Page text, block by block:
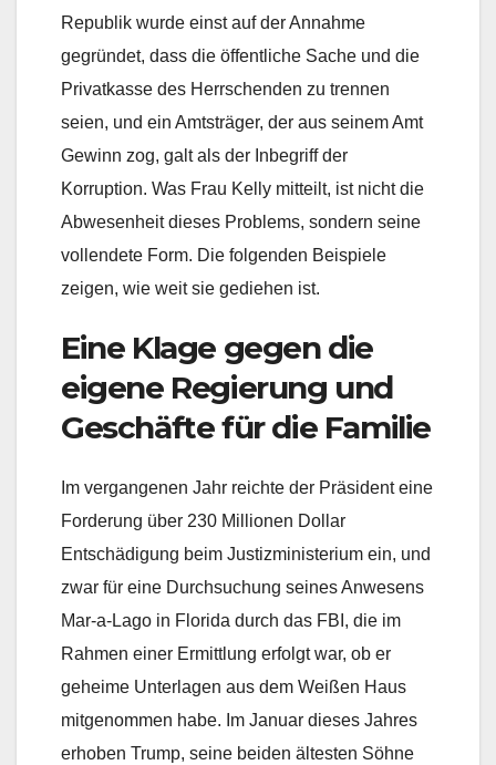
Republik wurde einst auf der Annahme
gegründet, dass die öffentliche Sache und die
Privatkasse des Herrschenden zu trennen
seien, und ein Amtsträger, der aus seinem Amt
Gewinn zog, galt als der Inbegriff der
Korruption. Was Frau Kelly mitteilt, ist nicht die
Abwesenheit dieses Problems, sondern seine
vollendete Form. Die folgenden Beispiele
zeigen, wie weit sie gediehen ist.
Eine Klage gegen die
eigene Regierung und
Geschäfte für die Familie
Im vergangenen Jahr reichte der Präsident eine
Forderung über 230 Millionen Dollar
Entschädigung beim Justizministerium ein, und
zwar für eine Durchsuchung seines Anwesens
Mar-a-Lago in Florida durch das FBI, die im
Rahmen einer Ermittlung erfolgt war, ob er
geheime Unterlagen aus dem Weißen Haus
mitgenommen habe. Im Januar dieses Jahres
erhoben Trump, seine beiden ältesten Söhne